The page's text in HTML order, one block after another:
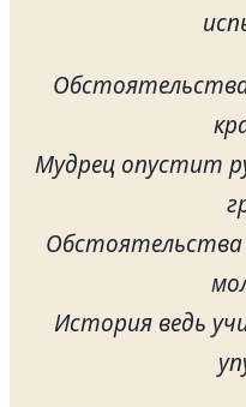
Мудрец опустит
История ведь